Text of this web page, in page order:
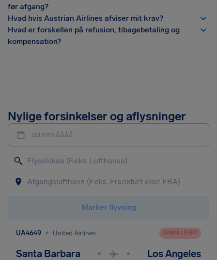
før afgang?
Hvad hvis Austrian Airlines afviser mit krav?
Hvad er forskellen på refusion, tibagebetaling og
kompensation?
Nylige forsinkelser og aflysninger
dd.mm.åååå
Marker flyvning
UA4649 • United Airlines ANNULLERET
Santa Barbara • • Los Angeles